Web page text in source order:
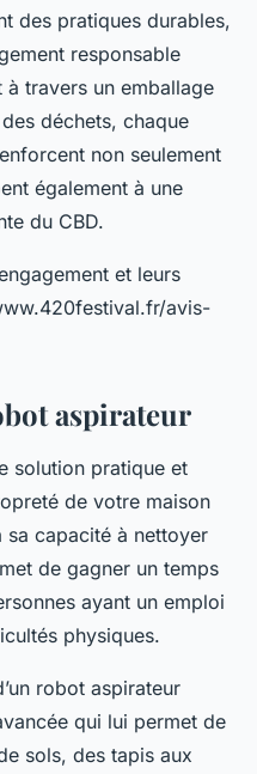
des pratiques durables,
responsable
à travers un emballage
déchets, chaque
non seulement
également à une
du CBD.
et leurs
avis-
aspirateur
solution pratique et
de votre maison
sa capacité à nettoyer
de gagner un temps
ayant un emploi
physiques.
robot aspirateur
qui lui permet de
sols, des tapis aux